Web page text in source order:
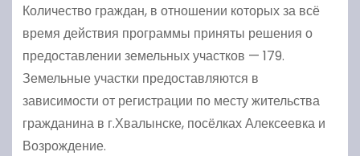
Количество граждан, в отношении которых за всё
время действия программы приняты решения о
предоставлении земельных участков — 179.
Земельные участки предоставляются в
зависимости от регистрации по месту жительства
гражданина в г.Хвалынске, посёлках Алексеевка и
Возрождение.